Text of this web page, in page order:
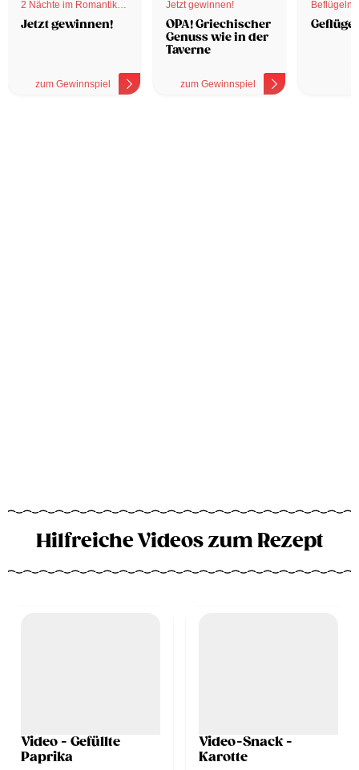
2 Nächte im Romantik
Hotel
Jetzt gewinnen!
zum Gewinnspiel
Jetzt gewinnen!
OPA! Griechischer
Genuss wie in der
Taverne
zum Gewinnspiel
Hilfreiche Videos zum Rezept
Video - Gefüllte
Paprika
Video-Snack -
Karotte